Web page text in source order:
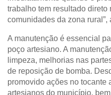
trabalho tem resultado direto
comunidades da zona rural”,
A manutenção é essencial
poço artesiano. A
limpeza, melhorias nas
de reposição de bomba.
promovido ações no tocante
artesianos do município,